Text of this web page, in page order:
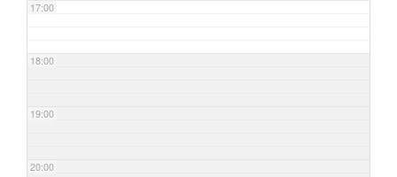
17:00
18:00
19:00
20:00